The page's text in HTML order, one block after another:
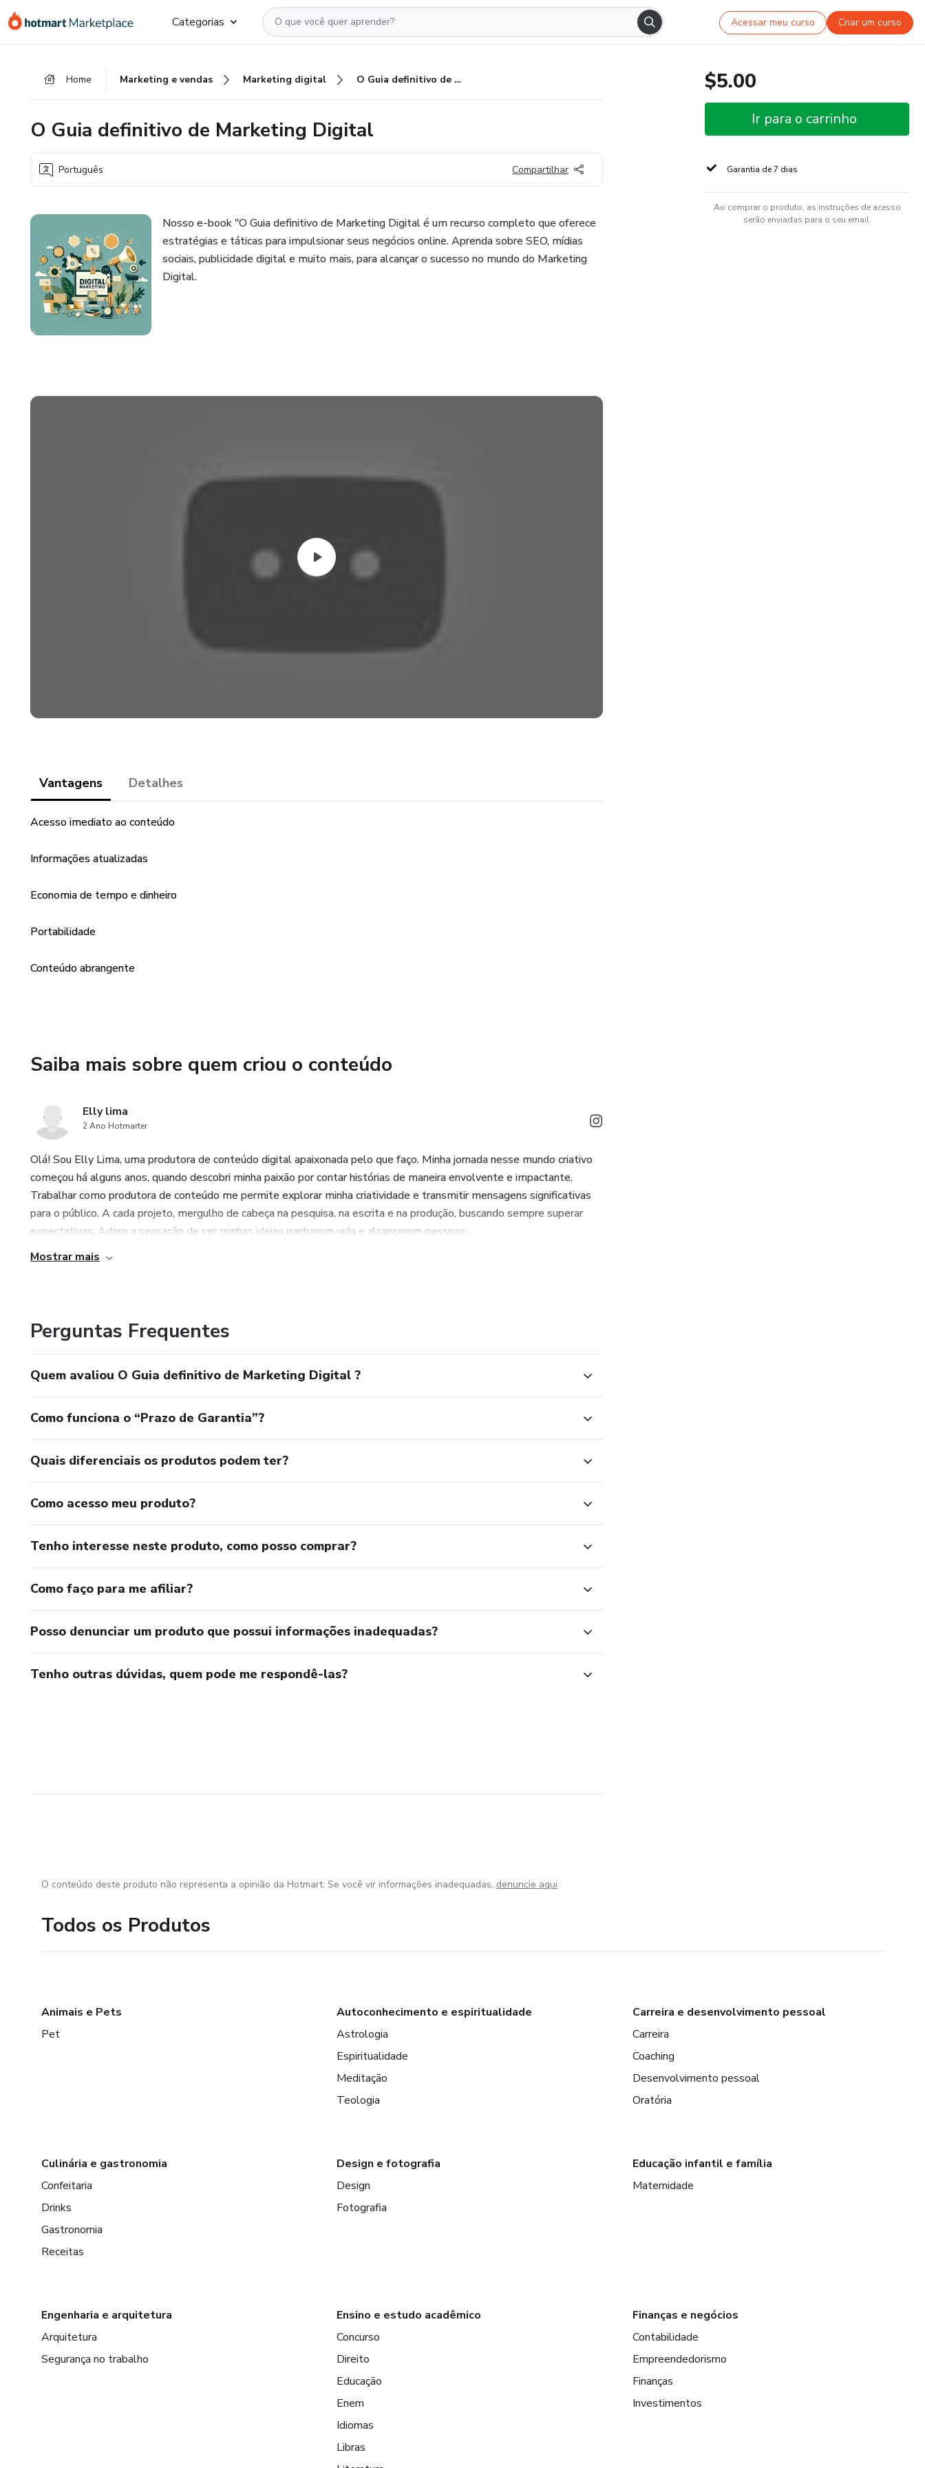
para
para
para
Categorias Acessar meu curso Criar um curso
Home Marketing e vendas Marketing digital O Guia definitivo de Marketing Digital
O Guia definitivo de Marketing Digital
Português Compartilhar
Nosso e-book "O Guia definitivo de Marketing Digital é um recurso completo que oferece
estratégias e táticas para impulsionar seus negócios online. Aprenda sobre SEO, mídias
sociais, publicidade digital e muito mais, para alcançar o sucesso no mundo do Marketing
Digital.
Vantagens Detalhes
Acesso imediato ao conteúdo
Informações atualizadas
Economia de tempo e dinheiro
Portabilidade
Conteúdo abrangente
Saiba mais sobre quem criou o conteúdo
Elly lima
2 Ano Hotmarter
Olá! Sou Elly Lima, uma produtora de conteúdo digital apaixonada pelo que faço. Minha jornada nesse mundo criativo
começou há alguns anos, quando descobri minha paixão por contar histórias de maneira envolvente e impactante.
Trabalhar como produtora de conteúdo me permite explorar minha criatividade e transmitir mensagens significativas
para o público. A cada projeto, mergulho de cabeça na pesquisa, na escrita e na produção, buscando sempre superar
expectativas. Adoro a sensação de ver minhas ideias ganharem vida e alcançarem pessoas ...
Mostrar mais
Perguntas Frequentes
Quem avaliou O Guia definitivo de Marketing Digital ?
Como funciona o “Prazo de Garantia”?
Quais diferenciais os produtos podem ter?
Como acesso meu produto?
Tenho interesse neste produto, como posso comprar?
Como faço para me afiliar?
Posso denunciar um produto que possui informações inadequadas?
Tenho outras dúvidas, quem pode me respondê-las?
$5.00
Ir para o carrinho
Garantia de 7 dias
Ao comprar o produto, as instruções de acesso
serão enviadas para o seu email.
O conteúdo deste produto não representa a opinião da Hotmart. Se você vir informações inadequadas, denuncie aqui
Todos os Produtos
Animais e Pets
Pet
Autoconhecimento e espiritualidade
Astrologia
Espiritualidade
Meditação
Teologia
Carreira e desenvolvimento pessoal
Carreira
Coaching
Desenvolvimento pessoal
Oratória
Culinária e gastronomia
Confeitaria
Drinks
Gastronomia
Receitas
Design e fotografia
Design
Fotografia
Educação infantil e família
Maternidade
Engenharia e arquitetura
Arquitetura
Segurança no trabalho
Ensino e estudo acadêmico
Concurso
Direito
Educação
Enem
Idiomas
Libras
Finanças e negócios
Contabilidade
Empreendedorismo
Finanças
Investimentos